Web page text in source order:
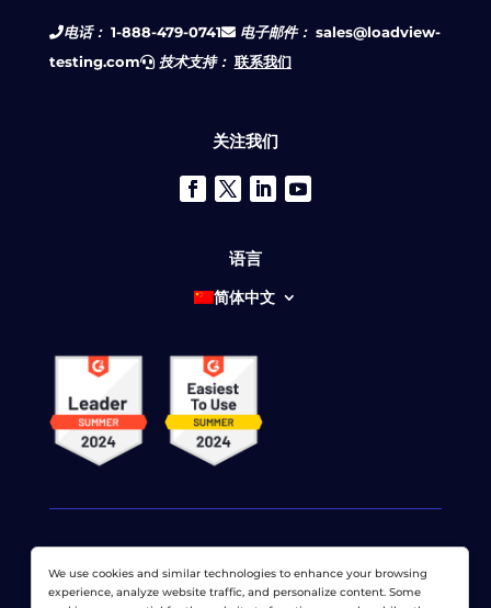
电话： 1-888-479-0741 电子邮件： sales@loadview-
testing.com
技术支持： 联系我们
关注我们
语言
简体中文
© 2026 网络显示器公司 版权所有。 LoadView 是 Dotcom-
Monitor公司
We use cookies and similar technologies to enhance your browsing
experience, analyze website traffic, and personalize content. Some